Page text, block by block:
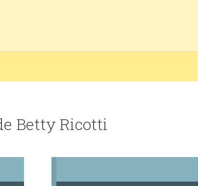
Betty Ricotti